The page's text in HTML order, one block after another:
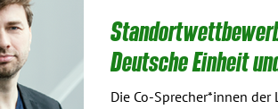
Deutsche Einheit
Die Co-Sprecher*innen der